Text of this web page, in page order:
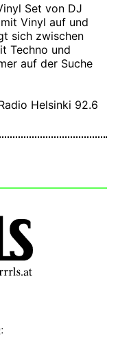
Set von DJ
Vinyl auf und
sich zwischen
Techno und
auf der Suche
Helsinki 92.6